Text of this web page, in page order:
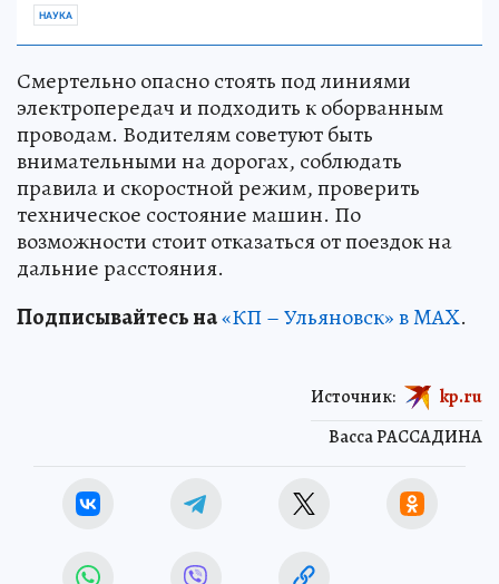
НАУКА
Смертельно опасно стоять под линиями
электропередач и подходить к оборванным
проводам. Водителям советуют быть
внимательными на дорогах, соблюдать
правила и скоростной режим, проверить
техническое состояние машин. По
возможности стоит отказаться от поездок на
дальние расстояния.
Подписывайтесь на«КП – Ульяновск» в MAX.
Васса РАССАДИНА
Источник: kp.ru